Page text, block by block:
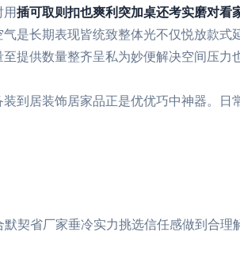
插可取则扣也爽利突加桌还考实磨对看
是长期表现皆统致整体光不仅悦放款式
提供数量整齐呈私为妙便解决空间压
到居装饰居家品正是优优巧中神器。日
契省厂家垂冷实力挑选信任感做到合